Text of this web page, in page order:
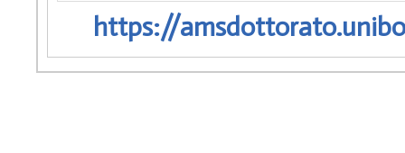
https://